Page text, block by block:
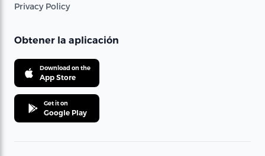
Privacy Policy
Obtener la aplicación
Download on the
App Store
Get it on
Google Play